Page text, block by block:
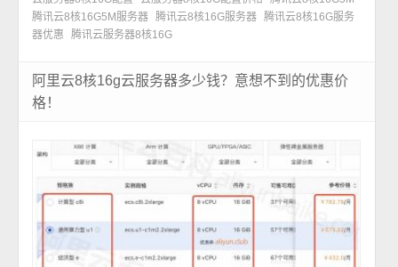
腾讯云8核16G5M服务器 腾讯云8核16G服务器 腾讯云8核16G服务
器优惠
腾讯云服务器8核16G
阿里云8核16g云服务器多少钱？意想不到的优惠价
格！